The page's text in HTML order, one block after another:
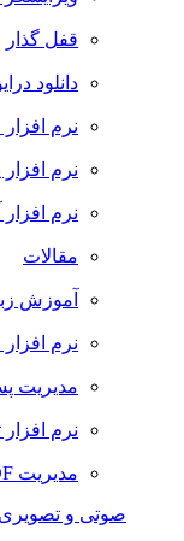
قفل گذار
دانلود
نرم
نرم افزار
نرم
مقالات
آموزش
نرم
مدیریت
نرم افزار
مدیریت PDF
صوتی و تصویری